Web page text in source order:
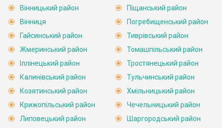
Вінницький район
Вінниця
Гайсинський район
Жмеринський район
Іллінецький район
Калинівський район
Козятинський район
Крижопільський район
Липовецький район
Піщанський район
Погребищенський район
Тиврівський район
Томашпільський район
Тростянецький район
Тульчинський район
Хмільницький район
Чечельницький район
Шаргородський район